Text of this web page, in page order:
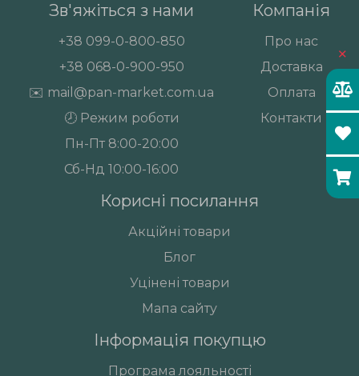
×
Зв'яжіться з нами
+38 099-0-800-850
+38 068-0-900-950
✉️ mail@pan-market.com.ua
🕗 Режим роботи
Пн-Пт 8:00-20:00
Сб-Нд 10:00-16:00
Компанія
Про нас
Доставка
Оплата
Контакти
Корисні посилання
Акційні товари
Блог
Уцінені товари
Мапа сайту
Інформація покупцю
Програма лояльності